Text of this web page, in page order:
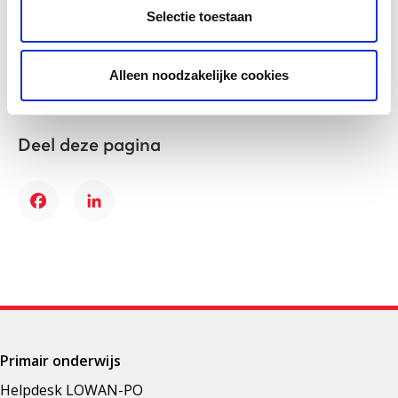
Selectie toestaan
Alleen noodzakelijke cookies
toevoegen aan dit
overzicht?
2 7
Deel deze pagina
FacebookLinkedIn
Primair onderwijs
Helpdesk LOWAN-PO